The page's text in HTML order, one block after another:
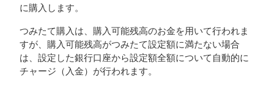
に購入します。
つみたて購入は、購入可能残高のお金を用いて行われま
すが、購入可能残高がつみたて設定額に満たない場合
は、設定した銀行口座から設定額全額について自動的に
チャージ（入金）が行われます。